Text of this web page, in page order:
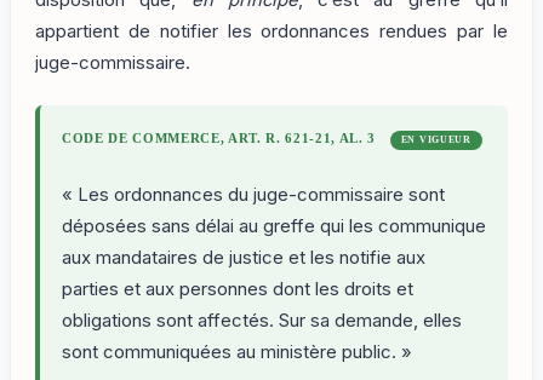
appartient de notifier les ordonnances rendues par le
juge-commissaire.
CODE DE COMMERCE, ART. R. 621-21, AL. 3 EN VIGUEUR
« Les ordonnances du juge-commissaire sont
déposées sans délai au greffe qui les communique
aux mandataires de justice et les notifie aux
parties et aux personnes dont les droits et
obligations sont affectés. Sur sa demande, elles
sont communiquées au ministère public. »